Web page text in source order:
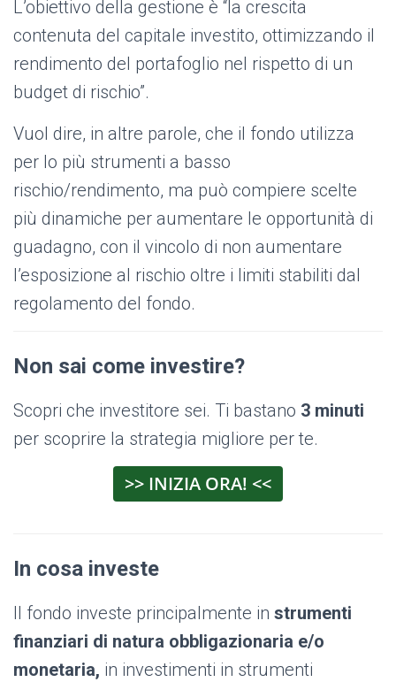
L’obiettivo della gestione è “la crescita
contenuta del capitale investito, ottimizzando il
rendimento del portafoglio nel rispetto di un
budget di rischio”.
Vuol dire, in altre parole, che il fondo utilizza
per lo più strumenti a basso
rischio/rendimento, ma può compiere scelte
più dinamiche per aumentare le opportunità di
guadagno, con il vincolo di non aumentare
l’esposizione al rischio oltre i limiti stabiliti dal
regolamento del fondo.
Non sai come investire?
Scopri che investitore sei. Ti bastano 3 minuti
per scoprire la strategia migliore per te.
>> INIZIA ORA! <<
In cosa investe
Il fondo investe principalmente in strumenti
finanziari di natura obbligazionaria e/o
monetaria, in investimenti in strumenti